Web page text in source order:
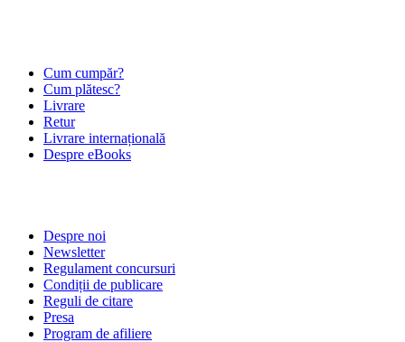
Cum cumpăr?
Cum plătesc?
Livrare
Retur
Livrare internațională
Despre eBooks
Despre noi
Newsletter
Regulament concursuri
Condiții de publicare
Reguli de citare
Presa
Program de afiliere